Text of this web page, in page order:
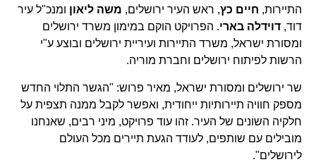
התיירות, חיים כץ, ראש העיר ירושלים, משה ליאון ומנכ"ל עיר
דוד, דוידלה בארי. הפרויקט הוקם במימון משרד ירושלים
ומסורת ישראל, משרד התיירות ועיריית ירושלים ובוצע ע"י
הרשות לפיתוח ירושלים וחברת מוריה.
שר ירושלים ומסורת ישראל, מאיר פרוש: "הגשר התלוי החדש
מספק חוויה תיירותיות ייחודית, ואפשר לקבל ממנה תצפית על
חלקיה השונים של העיר. זהו עוד פרויקט, מיני רבים, שאנחנו
מובילים עם שותפים, לעודד הגעת תיירים מכל העולם
לירושלים".